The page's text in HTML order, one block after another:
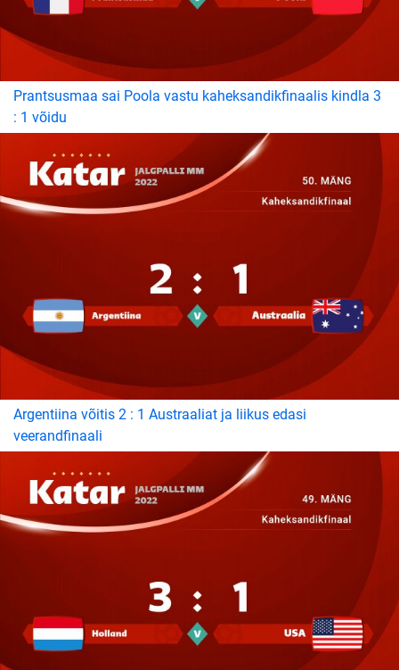
Prantsusmaa sai Poola vastu kaheksandikfinaalis kindla 3
: 1 võidu
Argentiina võitis 2 : 1 Austraaliat ja liikus edasi
veerandfinaali